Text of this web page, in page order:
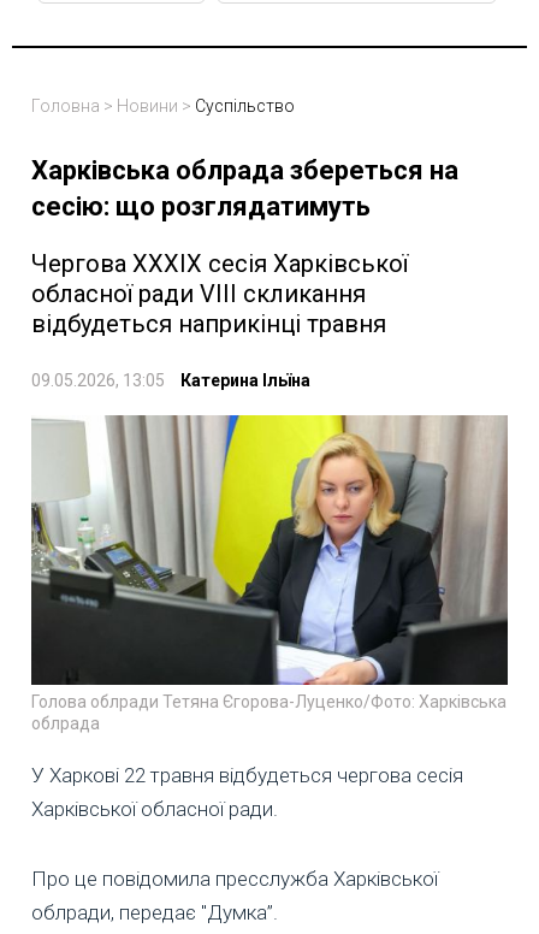
Головна > Новини > Суспільство
Харківська облрада збереться на
сесію: що розглядатимуть
Чергова XХХІХ сесія Харківської
обласної ради VIII скликання
відбудеться наприкінці травня
09.05.2026, 13:05 Катерина Ільїна
Голова облради Тетяна Єгорова-Луценко/Фото: Харківська
облрада
У Харкові 22 травня відбудеться чергова сесія
Харківської обласної ради.
Про це повідомила пресслужба Харківської
облради, передає "Думка”.